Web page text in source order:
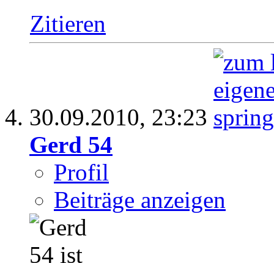
Zitieren
30.09.2010, 23:23
Gerd 54
Profil
Beiträge anzeigen